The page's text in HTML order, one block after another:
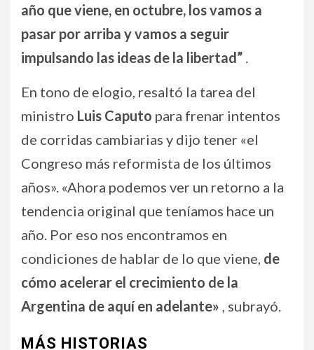
año que viene, en octubre, los vamos a
pasar por arriba y vamos a seguir
impulsando las ideas de la libertad” .
En tono de elogio, resaltó la tarea del
ministro Luis Caputo para frenar intentos
de corridas cambiarias y dijo tener «el
Congreso más reformista de los últimos
años». «Ahora podemos ver un retorno a la
tendencia original que teníamos hace un
año. Por eso nos encontramos en
condiciones de hablar de lo que viene, de
cómo acelerar el crecimiento de la
Argentina de aquí en adelante» , subrayó.
MÁS HISTORIAS